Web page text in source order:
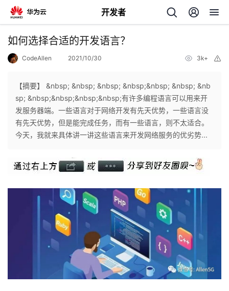
开发者
返
个
主
的
如何选择合适的开发语言？
CodeAllen 2021/10/30 3k+
【摘要】 &nbsp; &nbsp; &nbsp; &nbsp;&nbsp; &nbsp; &nb
sp; &nbsp;&nbsp;&nbsp;&nbsp;有许多编程语言可以用来开
发服务器端。一些语言对于网络开发有先天优势，一些语言没
有先天优势，但是能完成任务，而有一些语言，则不太适合。
今天，我就来具体讲一讲这些语言来开发网络服务的优劣势...